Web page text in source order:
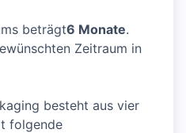
beträgt6 Monate.
Zeitraum in
besteht aus vier
folgende